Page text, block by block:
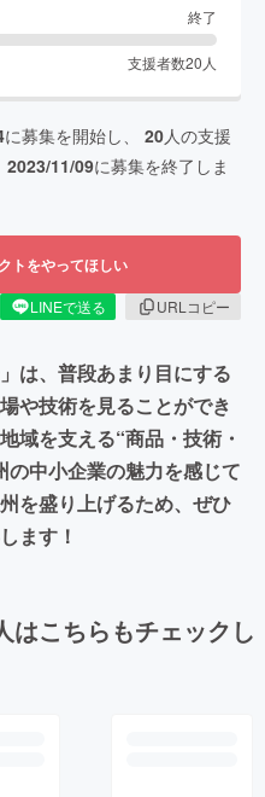
終了
支援者数20 人
に募集を開始し、 20人の支援
2023/11/09に募集を終了しま
トをやってほしい
LINEで送る
URLコピー
は、普段あまり目にする
や技術を見ることができ
域を支える“商品・技術・
の中小企業の魅力を感じて
を盛り上げるため、ぜひ
ます！
はこちらもチェックし